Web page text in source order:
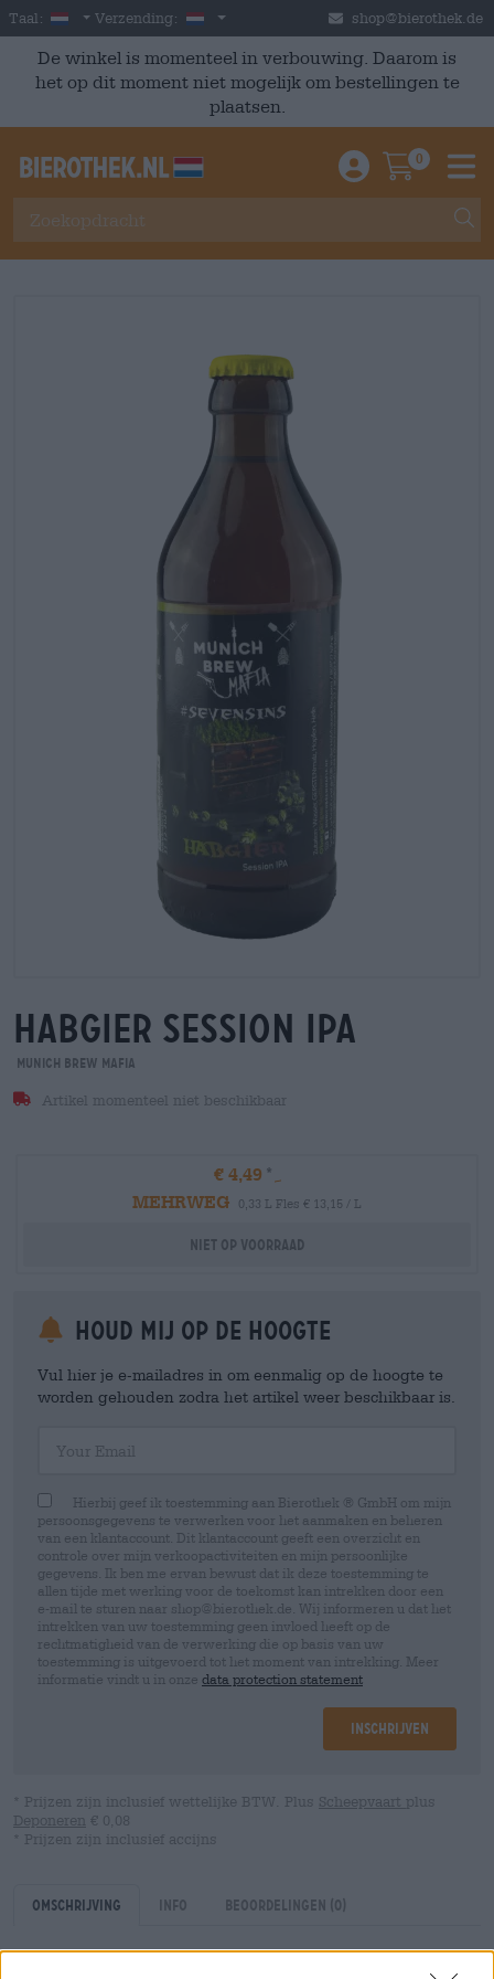
Skip to main content
Taal: Dutch
Verzending: Nederland shop@bierothek.de
De winkel is momenteel in verbouwing. Daarom is
het op dit moment niet mogelijk om bestellingen te
plaatsen.
Einloggen /
0
habgier session ipa
Munich Brew Mafia
Artikel momenteel niet beschikbaar
€ 4,49
MEHRWEG
0,33 L Fles € 13,15 / L
Niet op voorraad
Houd mij op de hoogte
Vul hier je e-mailadres in om eenmalig op de hoogte te
worden gehouden zodra het artikel weer beschikbaar is.
Hierbij geef ik toestemming aan Bierothek ® GmbH om mijn
persoonsgegevens te verwerken voor het aanmaken en beheren
van een klantaccount. Dit klantaccount geeft een overzicht en
controle over mijn verkoopactiviteiten en mijn persoonlijke
gegevens. Ik ben me ervan bewust dat ik deze toestemming te
allen tijde met werking voor de toekomst kan intrekken door een
e-mail te sturen naar shop@bierothek.de. Wij informeren u dat het
intrekken van uw toestemming geen invloed heeft op de
rechtmatigheid van de verwerking die op basis van uw
toestemming is uitgevoerd tot het moment van intrekking. Meer
informatie vindt u in onze data protection statement
Inschrijven
* Prijzen zijn inclusief wettelijke BTW. Plus Scheepvaart plus
Deponeren € 0,08
* Prijzen zijn inclusief accijns
Omschrijving Info Beoordelingen (0)